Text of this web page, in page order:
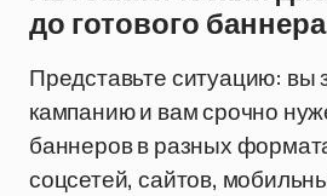
до готового
Представьте ситуацию: вы
кампанию и вам срочно
баннеров в разных
соцсетей, сайтов,